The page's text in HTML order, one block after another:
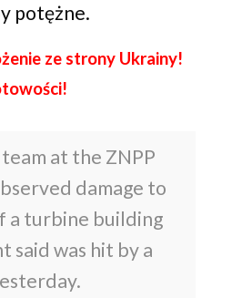
potężne.
ze strony Ukrainy!
at the ZNPP
damage to
a turbine building
said was hit by a